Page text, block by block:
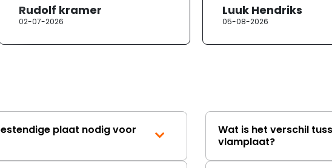
Rudolf kramer
02-07-2026
opgenomen met de
klantenservice. Helaas
erg moeizaam;
wordt opgelost en
onbeschadigde
mag ontvangen."
Luuk Hendriks
05-08-2026
plaat nodig voor
Wat is het verschil
vlamplaat?